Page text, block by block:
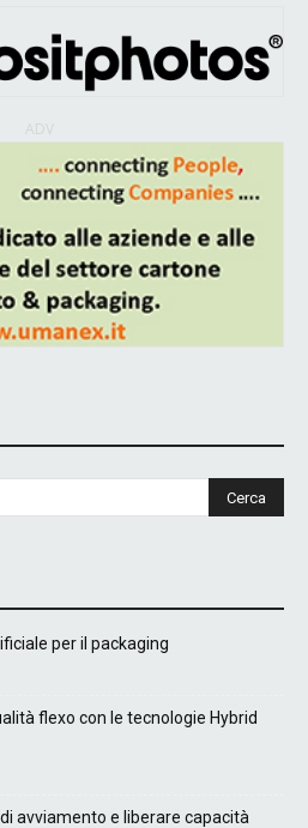
per il packaging
flexo con le tecnologie Hybrid
avviamento e liberare capacità